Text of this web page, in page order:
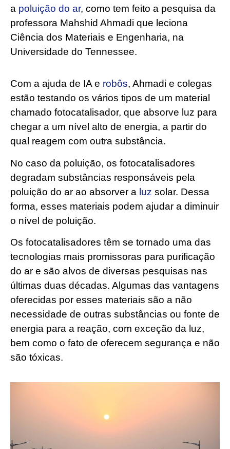
a poluição do ar, como tem feito a pesquisa da
professora Mahshid Ahmadi que leciona
Ciência dos Materiais e Engenharia, na
Universidade do Tennessee.
Com a ajuda de IA e robôs, Ahmadi e colegas
estão testando os vários tipos de um material
chamado fotocatalisador, que absorve luz para
chegar a um nível alto de energia, a partir do
qual reagem com outra substância.
No caso da poluição, os fotocatalisadores
degradam substâncias responsáveis pela
poluição do ar ao absorver a luz solar. Dessa
forma, esses materiais podem ajudar a diminuir
o nível de poluição.
Os fotocatalisadores têm se tornado uma das
tecnologias mais promissoras para purificação
do ar e são alvos de diversas pesquisas nas
últimas duas décadas. Algumas das vantagens
oferecidas por esses materiais são a não
necessidade de outras substâncias ou fonte de
energia para a reação, com exceção da luz,
bem como o fato de oferecem segurança e não
são tóxicas.